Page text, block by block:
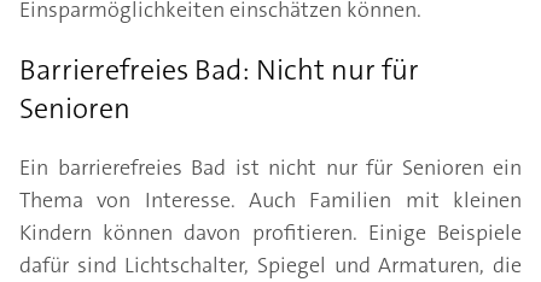
Einsparmöglichkeiten einschätzen können.
Barrierefreies Bad: Nicht nur für
Senioren
Ein barrierefreies Bad ist nicht nur für Senioren ein
Thema von Interesse. Auch Familien mit kleinen
Kindern können davon profitieren. Einige Beispiele
dafür sind Lichtschalter, Spiegel und Armaturen, die